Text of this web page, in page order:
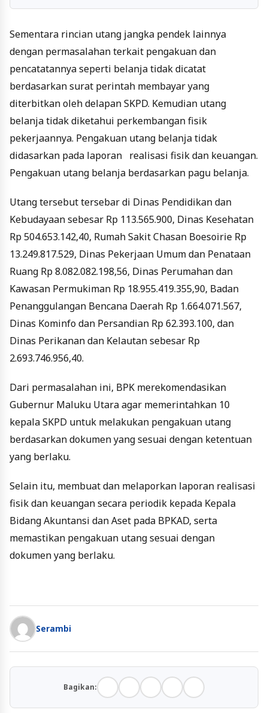
Sementara rincian utang jangka pendek lainnya
dengan permasalahan terkait pengakuan dan
pencatatannya seperti belanja tidak dicatat
berdasarkan surat perintah membayar yang
diterbitkan oleh delapan SKPD. Kemudian utang
belanja tidak diketahui perkembangan fisik
pekerjaannya. Pengakuan utang belanja tidak
didasarkan pada laporan realisasi fisik dan keuangan.
Pengakuan utang belanja berdasarkan pagu belanja.
Utang tersebut tersebar di Dinas Pendidikan dan
Kebudayaan sebesar Rp 113.565.900, Dinas Kesehatan
Rp 504.653.142,40, Rumah Sakit Chasan Boesoirie Rp
13.249.817.529, Dinas Pekerjaan Umum dan Penataan
Ruang Rp 8.082.082.198,56, Dinas Perumahan dan
Kawasan Permukiman Rp 18.955.419.355,90, Badan
Penanggulangan Bencana Daerah Rp 1.664.071.567,
Dinas Kominfo dan Persandian Rp 62.393.100, dan
Dinas Perikanan dan Kelautan sebesar Rp
2.693.746.956,40.
Dari permasalahan ini, BPK merekomendasikan
Gubernur Maluku Utara agar memerintahkan 10
kepala SKPD untuk melakukan pengakuan utang
berdasarkan dokumen yang sesuai dengan ketentuan
yang berlaku.
Selain itu, membuat dan melaporkan laporan realisasi
fisik dan keuangan secara periodik kepada Kepala
Bidang Akuntansi dan Aset pada BPKAD, serta
memastikan pengakuan utang sesuai dengan
dokumen yang berlaku.
Serambi
Bagikan: